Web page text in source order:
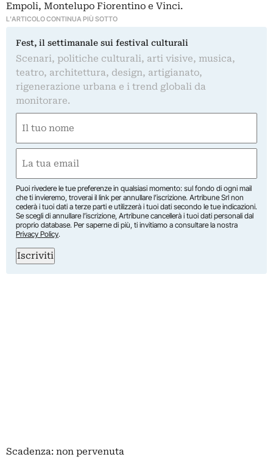
Empoli, Montelupo Fiorentino e Vinci.
L'ARTICOLO CONTINUA PIÙ SOTTO
Fest, il settimanale sui festival culturali
Scenari, politiche culturali, arti visive, musica,
teatro, architettura, design, artigianato,
rigenerazione urbana e i trend globali da
monitorare.
(Obbligatorio)
Nome
(Obbligatorio)
Puoi rivedere le tue preferenze in qualsiasi momento: sul fondo di ogni mail
che ti invieremo, troverai il link per annullare l’iscrizione. Artribune Srl non
cederà i tuoi dati a terze parti e utilizzerà i tuoi dati secondo le tue indicazioni.
Se scegli di annullare l’iscrizione, Artribune cancellerà i tuoi dati personali dal
proprio database. Per saperne di più, ti invitiamo a consultare la nostra
Privacy Policy.
Iscriviti
Scadenza: non pervenuta